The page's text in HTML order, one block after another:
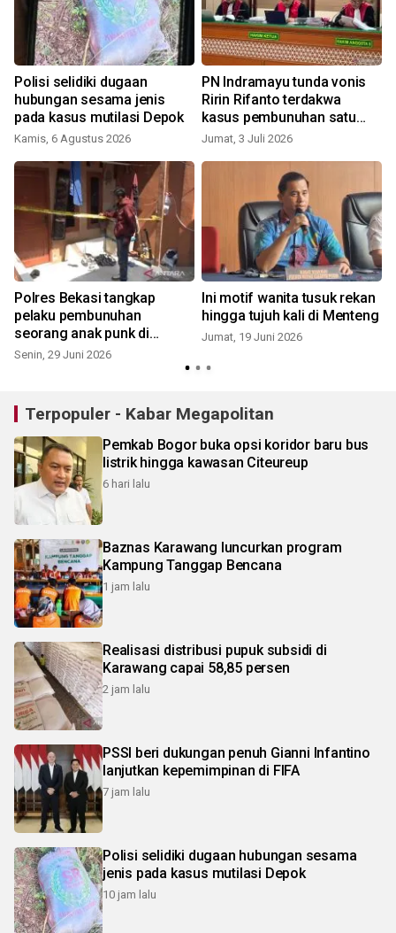
Polisi selidiki dugaan
hubungan sesama jenis
pada kasus mutilasi Depok
Kamis, 6 Agustus 2026
PN Indramayu tunda vonis
Ririn Rifanto terdakwa
kasus pembunuhan satu
keluarga
Jumat, 3 Juli 2026
Polres Bekasi tangkap
pelaku pembunuhan
seorang anak punk di
Cikarang
Senin, 29 Juni 2026
Ini motif wanita tusuk rekan
hingga tujuh kali di Menteng
Jumat, 19 Juni 2026
Terpopuler - Kabar Megapolitan
Pemkab Bogor buka opsi koridor baru bus
listrik hingga kawasan Citeureup
6 hari lalu
Baznas Karawang luncurkan program
Kampung Tanggap Bencana
1 jam lalu
Realisasi distribusi pupuk subsidi di
Karawang capai 58,85 persen
2 jam lalu
PSSI beri dukungan penuh Gianni Infantino
lanjutkan kepemimpinan di FIFA
7 jam lalu
Polisi selidiki dugaan hubungan sesama
jenis pada kasus mutilasi Depok
10 jam lalu